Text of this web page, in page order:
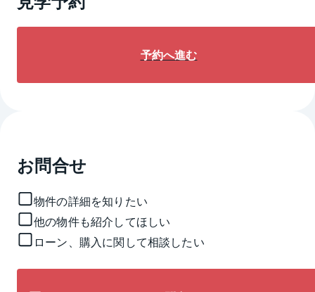
予約へ進む
お問合せ
物件の詳細を知りたい
他の物件も紹介してほしい
ローン、購入に関して相談したい